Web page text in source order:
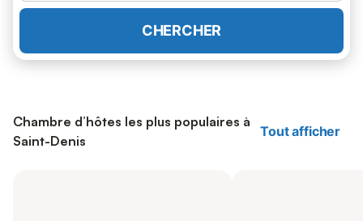
CHERCHER
Chambre d’hôtes les plus populaires à
Saint-Denis
Tout afficher